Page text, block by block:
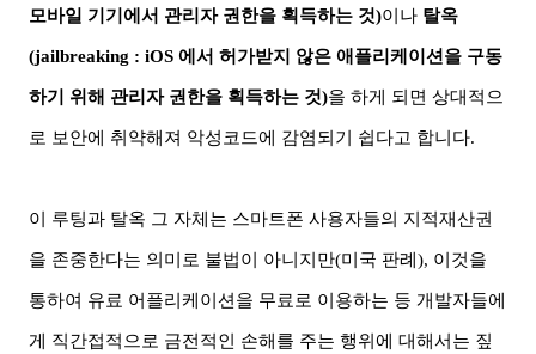
모바일 기기에서 관리자 권한을 획득하는 것)이나 탈옥
(jailbreaking : iOS 에서 허가받지 않은 애플리케이션을 구동
하기 위해 관리자 권한을 획득하는 것)을 하게 되면 상대적으
로 보안에 취약해져 악성코드에 감염되기 쉽다고 합니다.
이 루팅과 탈옥 그 자체는 스마트폰 사용자들의 지적재산권
을 존중한다는 의미로 불법이 아니지만(미국 판례 ), 이것을
통하여 유료 어플리케이션을 무료로 이용하는 등 개발자들에
게 직간접적으로 금전적인 손해를 주는 행위에 대해서는 짚